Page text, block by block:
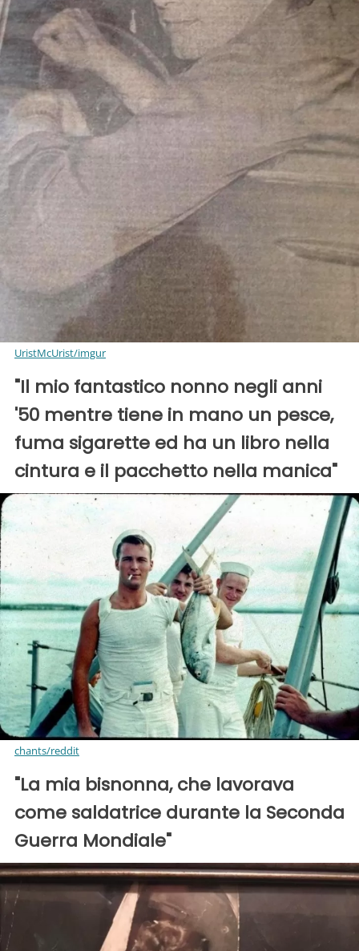
UristMcUrist/imgur
"Il mio fantastico nonno negli anni
'50 mentre tiene in mano un pesce,
fuma sigarette ed ha un libro nella
cintura e il pacchetto nella manica"
chants/reddit
"La mia bisnonna, che lavorava
come saldatrice durante la Seconda
Guerra Mondiale"